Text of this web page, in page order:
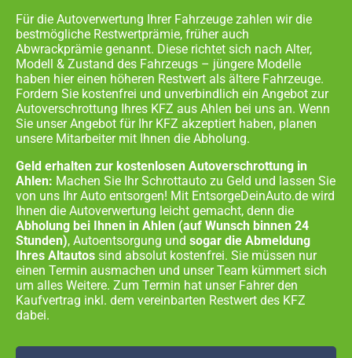
Für die Autoverwertung Ihrer Fahrzeuge zahlen wir die
bestmögliche Restwertprämie, früher auch
Abwrackprämie genannt. Diese richtet sich nach Alter,
Modell & Zustand des Fahrzeugs – jüngere Modelle
haben hier einen höheren Restwert als ältere Fahrzeuge.
Fordern Sie kostenfrei und unverbindlich ein Angebot zur
Autoverschrottung Ihres KFZ aus Ahlen bei uns an. Wenn
Sie unser Angebot für Ihr KFZ akzeptiert haben, planen
unsere Mitarbeiter mit Ihnen die Abholung.
Geld erhalten zur kostenlosen Autoverschrottung in
Ahlen: Machen Sie Ihr Schrottauto zu Geld und lassen Sie
von uns Ihr Auto entsorgen! Mit EntsorgeDeinAuto.de wird
Ihnen die Autoverwertung leicht gemacht, denn die
Abholung bei Ihnen in Ahlen (auf Wunsch binnen 24
Stunden), Autoentsorgung und sogar die Abmeldung
Ihres Altautos sind absolut kostenfrei. Sie müssen nur
einen Termin ausmachen und unser Team kümmert sich
um alles Weitere. Zum Termin hat unser Fahrer den
Kaufvertrag inkl. dem vereinbarten Restwert des KFZ
dabei.